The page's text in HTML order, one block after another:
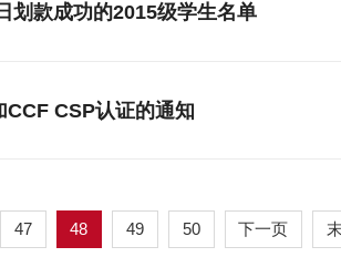
划款成功的2015级学生名单
CSP认证的通知
47 48 49 50 下一页